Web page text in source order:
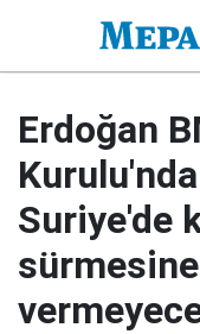
Erdoğan
Suriye'de